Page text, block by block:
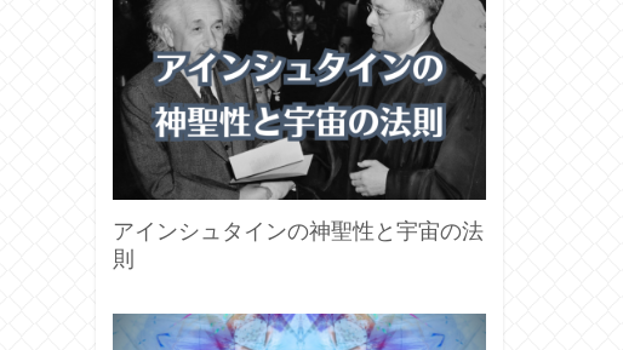
アインシュタインの神聖性と宇宙の法
則